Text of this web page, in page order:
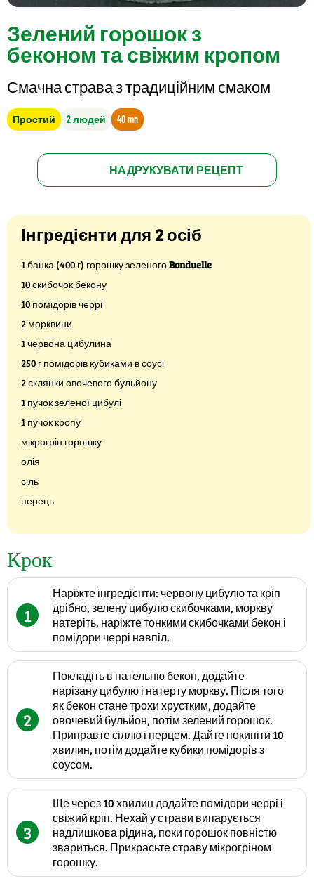
Зелений горошок з
беконом та свіжим кропом
Смачна страва з традиційним смаком
Простий 2 людей 40 mn
НАДРУКУВАТИ РЕЦЕПТ
Інгредієнти для 2 осіб
1 банка (400 г) горошку зеленогоBonduelle
10 скибочок бекону
10 помідорів черрі
2 морквини
1 червона цибулина
250 г помідорів кубиками в соусі
2 склянки овочевого бульйону
1 пучок зеленої цибулі
1 пучок кропу
мікрогрін горошку
олія
сіль
перець
Крок
1
Наріжте інгредієнти: червону цибулю та кріп
дрібно, зелену цибулю скибочками, моркву
натеріть, наріжте тонкими скибочками бекон і
помідори черрі навпіл.
2
Покладіть в пательню бекон, додайте
нарізану цибулю і натерту моркву. Після того
як бекон стане трохи хрустким, додайте
овочевий бульйон, потім зелений горошок.
Приправте сіллю і перцем. Дайте покипіти 10
хвилин, потім додайте кубики помідорів з
соусом.
3
Ще через 10 хвилин додайте помідори черрі і
свіжий кріп. Нехай у страви випарується
надлишкова рідина, поки горошок повністю
звариться. Прикрасьте страву мікрогріном
горошку.